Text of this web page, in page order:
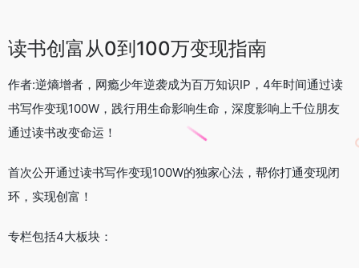
读书创富从0到100万变现指南
作者:逆熵增者，网瘾少年逆袭成为百万知识IP，4年时间通过读
书写作变现100W，践行用生命影响生命，深度影响上千位朋友
通过读书改变命运！
首次公开通过读书写作变现100W的独家心法，帮你打通变现闭
环，实现创富！
专栏包括4大板块：